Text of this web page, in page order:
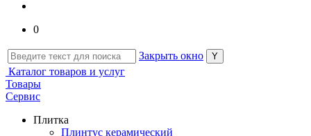
0
Закрыть окно
Каталог товаров и услуг
Товары
Сервис
Плитка
Плинтус керамический